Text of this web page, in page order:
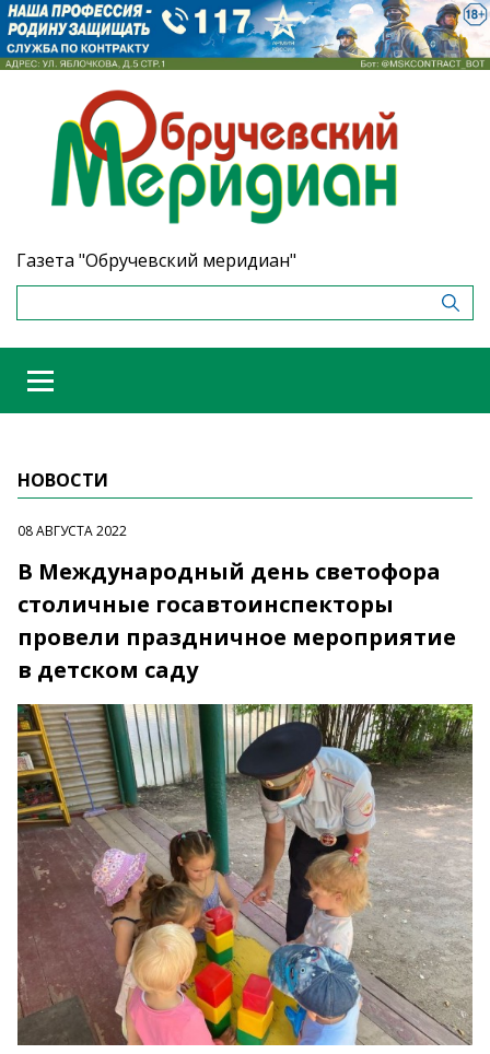
Газета "Обручевский меридиан"
НОВОСТИ
08 АВГУСТА 2022
В Международный день светофора
столичные госавтоинспекторы
провели праздничное мероприятие
в детском саду